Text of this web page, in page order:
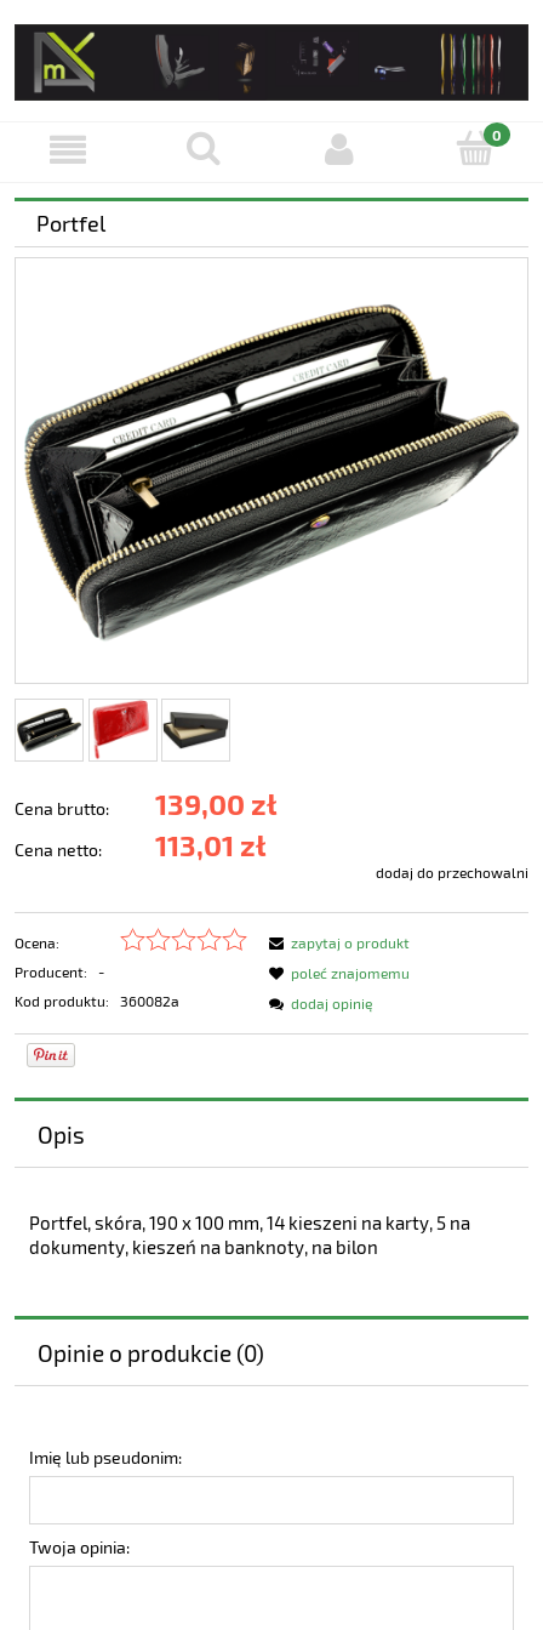
Portfel
Cena brutto: 139,00 zł
Cena netto: 113,01 zł
dodaj do przechowalni
Ocena:
Producent:
-
Kod produktu:
360082a
zapytaj o produkt
poleć znajomemu
dodaj opinię
Opis
Portfel, skóra, 190 x 100 mm, 14 kieszeni na karty, 5 na
dokumenty, kieszeń na banknoty, na bilon
Opinie o produkcie (0)
Imię lub pseudonim:
Twoja opinia: